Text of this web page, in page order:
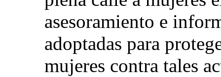
asesoramiento e
adoptadas para
mujeres contra tales